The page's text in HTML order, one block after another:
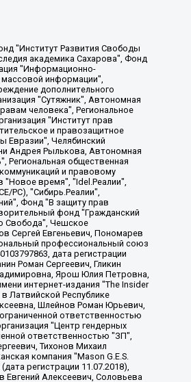
Семенов Алексей Владимирович, Шаинян Карен Багратович, Шульман Екатерина Михайловна, Асафьев Артур Валерьевич, Вахштайн Виктор Семенович, Венедиктов Алексей Алексеевич, Лушникова Екатерина Евгеньевна, Волков Леонид Михайлович, Невзоров Александр Глебович, Пархоменко Сергей Борисович, Сироткин Ярослав Николаевич, Кара-Мурза Владимир Владимирович, Баранова Наталья Владимировна, Гозман Леонид Яковлевич, Кагарлицкий Борис Юльевич, Климарев Михаил Валерьевич, Милов Владимир Станиславович, Автономная некоммерческая организация Краснодарский центр современного искусства "Типография", Моргенштерн Алишер Тагирович, Соболь Любовь Эдуардовна, Общество с ограниченной ответственностью "ЛИЗА НОРМ", Каспаров Гарри Кимович, Ходорковский Михаил Борисович, Общество с ограниченной ответственностью "Апрельские тезисы", Данилович Ирина Брониславовна, Кашин Олег Владимирович, Петров Николай Владимирович, Пивоваров Алексей Владимирович, Соколов Михаил Владимирович, Цветкова Юлия Владимировна, Чичваркин Евгений Александрович, Комитет против пыток/Команда против пыток, Общество с ограниченной ответственностью "Первый научный", Общество с ограниченной ответственностью "Вертолет и ко", Белоцерковская Вероника Борисовна, Кац Максим Евгеньевич, Лазарева Татьяна Юрьевна, Шаведдинов Руслан Табризович, Яшин Илья Валерьевич, Общество с ограниченной ответственностью "Иноагент ААВ", Алешковский Дмитрий Петрович, Альбац Евгения Марковна, Быков Дмитрий Львович, Галямина Юлия Евгеньевна, Лойко Сергей Леонидович, Мартынов Кирилл Константинович, Медведев Сергей Александрович, Крашенинников Федор Геннадиевич, Гордеева Катерина Вл